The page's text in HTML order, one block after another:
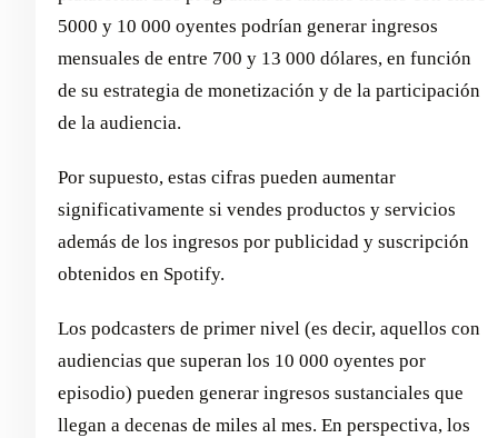
5000 y 10 000 oyentes podrían generar ingresos
mensuales de entre 700 y 13 000 dólares, en función
de su estrategia de monetización y de la participación
de la audiencia.
Por supuesto, estas cifras pueden aumentar
significativamente si vendes productos y servicios
además de los ingresos por publicidad y suscripción
obtenidos en Spotify.
Los podcasters de primer nivel (es decir, aquellos con
audiencias que superan los 10 000 oyentes por
episodio) pueden generar ingresos sustanciales que
llegan a decenas de miles al mes. En perspectiva, los